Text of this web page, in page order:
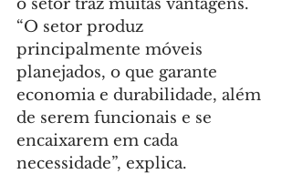
“O setor produz
principalmente móveis
planejados, o que garante
economia e durabilidade, além
de serem funcionais e se
encaixarem em cada
necessidade”, explica.